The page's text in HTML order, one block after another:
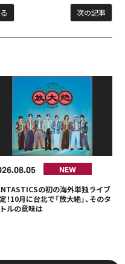
次の記事
08 05 NEW
の初の海外単独ライブ
！10月に台北で「放大絶」、そのタ
ルの意味は